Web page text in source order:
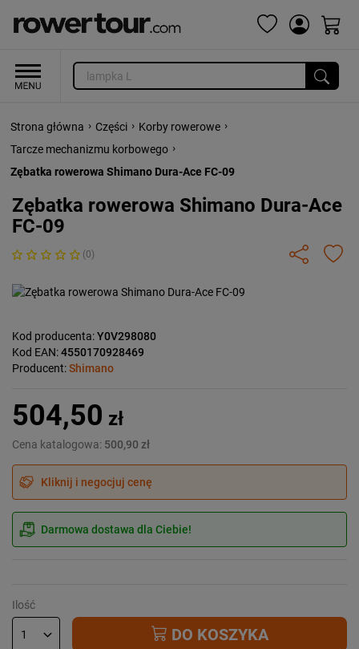
Strona główna › Części › Korby rowerowe ›
Tarcze mechanizmu korbowego ›
Zębatka rowerowa Shimano Dura-Ace FC-09
Zębatka rowerowa Shimano Dura-Ace
FC-09
(0)
Kod producenta:Y0V298080
Kod EAN:4550170928469
Producent:Shimano
504,50 zł
Cena katalogowa: 500,90 zł
Kliknij i negocjuj cenę
Darmowa dostawa dla Ciebie!
Ilość
DO KOSZYKA